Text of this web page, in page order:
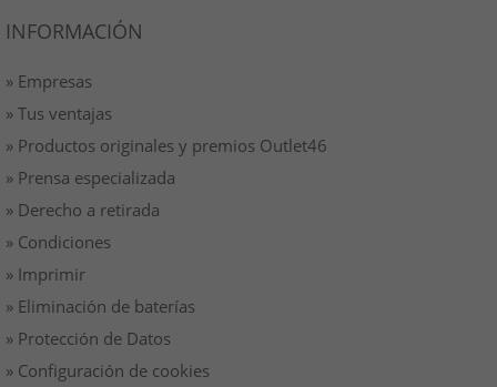
INFORMACIÓN
» Empresas
» Tus ventajas
» Productos originales y premios Outlet46
» Prensa especializada
» Derecho a retirada
» Condiciones
» Imprimir
» Eliminación de baterías
» Protección de Datos
» Configuración de cookies